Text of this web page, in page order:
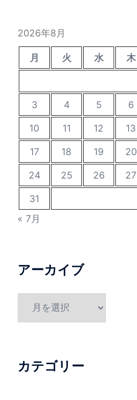
2026年8月
月 火 水 木
3
4 5 6
10
11 12 13
17
18 19 20
24
25 26 27
31
« 7月
アーカイブ
ブ
カテゴリー